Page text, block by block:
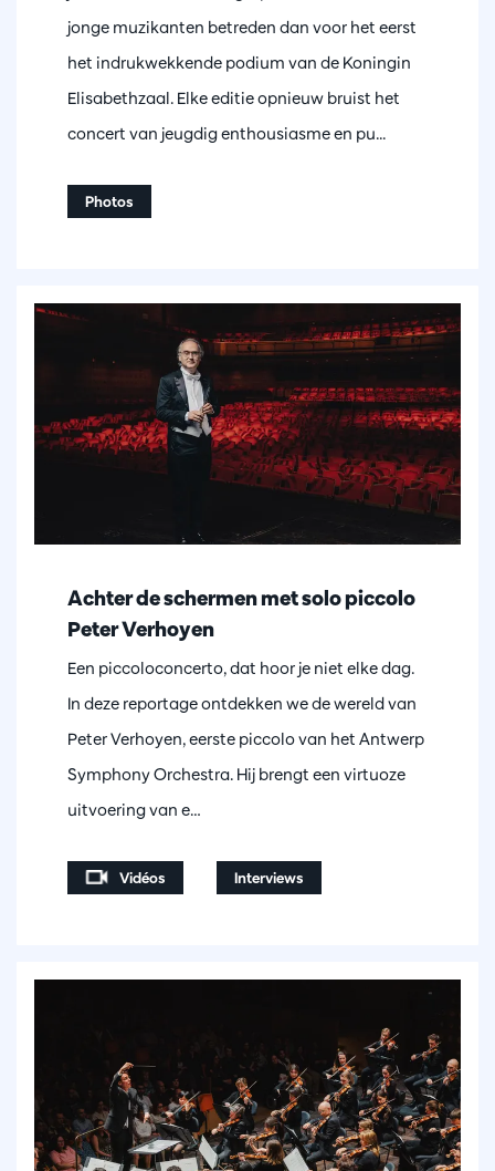
jonge muzikanten betreden dan voor het eerst
het indrukwekkende podium van de Koningin
Elisabethzaal. Elke editie opnieuw bruist het
concert van jeugdig enthousiasme en pu...
Photos
Achter de schermen met solo piccolo
Peter Verhoyen
Een piccoloconcerto, dat hoor je niet elke dag.
In deze reportage ontdekken we de wereld van
Peter Verhoyen, eerste piccolo van het Antwerp
Symphony Orchestra. Hij brengt een virtuoze
uitvoering van e…
Vidéos Interviews